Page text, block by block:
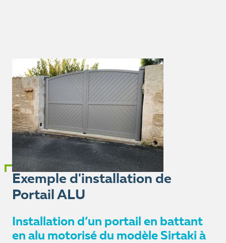
Exemple d'installation de
Portail ALU
Installation d’un portail en battant
en alu motorisé du modèle Sirtaki à